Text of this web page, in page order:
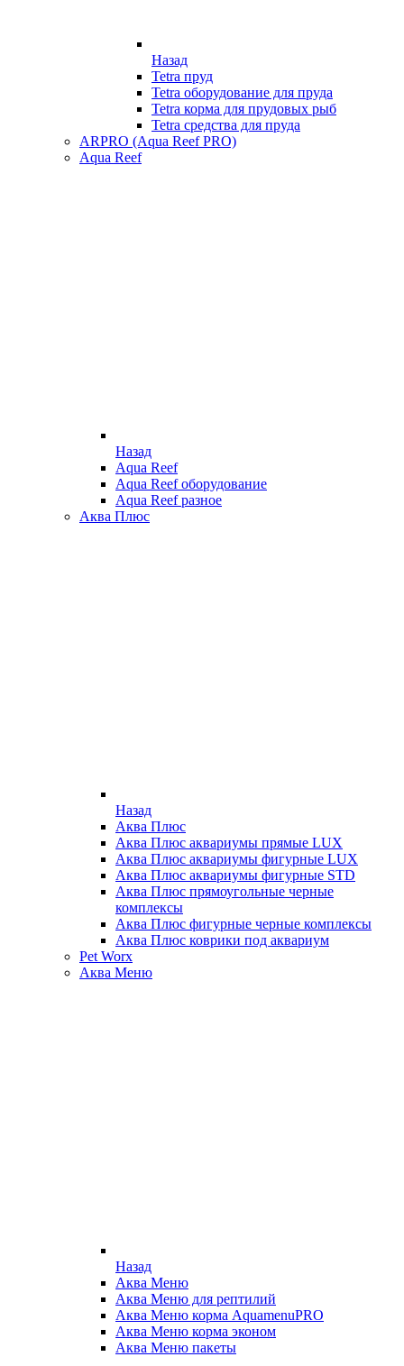
Назад
Tetra пруд
Tetra оборудование для пруда
Tetra корма для прудовых рыб
Tetra средства для пруда
ARPRO (Aqua Reef PRO)
Aqua Reef
Назад
Aqua Reef
Aqua Reef оборудование
Aqua Reef разное
Аква Плюс
Назад
Аква Плюс
Аква Плюс аквариумы прямые LUX
Аква Плюс аквариумы фигурные LUX
Аква Плюс аквариумы фигурные STD
Аква Плюс прямоугольные черные
комплексы
Аква Плюс фигурные черные комплексы
Аква Плюс коврики под аквариум
Pet Worx
Аква Меню
Назад
Аква Меню
Аква Меню для рептилий
Аква Меню корма AquamenuPRO
Аква Меню корма эконом
Аква Меню пакеты